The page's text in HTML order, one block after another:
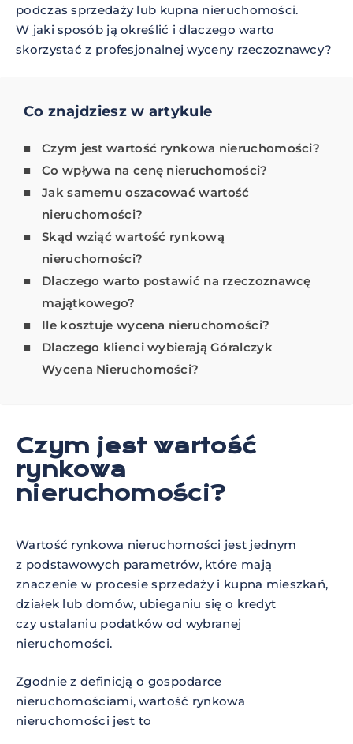
podczas sprzedaży lub kupna nieruchomości.
W jaki sposób ją określić i dlaczego warto
skorzystać z profesjonalnej wyceny rzeczoznawcy?
Co znajdziesz w artykule
Czym jest wartość rynkowa nieruchomości?
Co wpływa na cenę nieruchomości?
Jak samemu oszacować wartość
nieruchomości?
Skąd wziąć wartość rynkową
nieruchomości?
Dlaczego warto postawić na rzeczoznawcę
majątkowego?
Ile kosztuje wycena nieruchomości?
Dlaczego klienci wybierają Góralczyk
Wycena Nieruchomości?
Czym jest wartość
rynkowa
nieruchomości?
Wartość rynkowa nieruchomości jest jednym
z podstawowych parametrów, które mają
znaczenie w procesie sprzedaży i kupna mieszkań,
działek lub domów, ubieganiu się o kredyt
czy ustalaniu podatków od wybranej
nieruchomości.
Zgodnie z definicją o gospodarce
nieruchomościami, wartość rynkowa
nieruchomości jest to